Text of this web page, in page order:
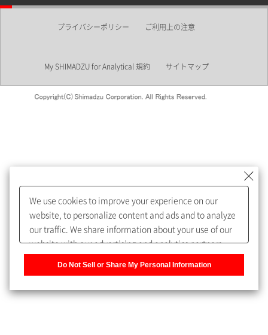
めします。
My SHIMADZU for Analyticalへ登録いただくと、技術情報や
取扱説明書・Webinarなどの閲覧ができます。
うになります。
プライバシーポリシー ご利用上の注意
My SHIMADZU for Analytical 規約 サイトマップ
We use cookies to improve your experience on our
website, to personalize content and ads and to analyze
our traffic. We share information about your use of our
website with our advertising and analytics partners,
Do Not Sell or Share My Personal Information